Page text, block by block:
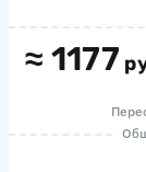
≈ 1177